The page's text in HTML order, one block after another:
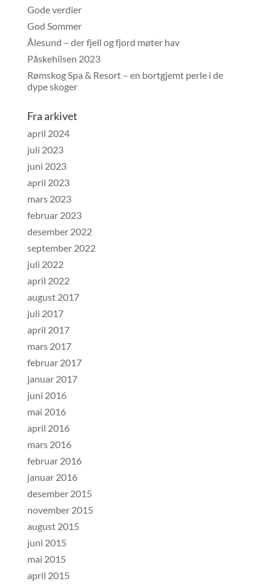
Gode verdier
God Sommer
Ålesund – der fjell og fjord møter hav
Påskehilsen 2023
Rømskog Spa & Resort – en bortgjemt perle i de
dype skoger
Fra arkivet
april 2024
juli 2023
juni 2023
april 2023
mars 2023
februar 2023
desember 2022
september 2022
juli 2022
april 2022
august 2017
juli 2017
april 2017
mars 2017
februar 2017
januar 2017
juni 2016
mai 2016
april 2016
mars 2016
februar 2016
januar 2016
desember 2015
november 2015
august 2015
juni 2015
mai 2015
april 2015